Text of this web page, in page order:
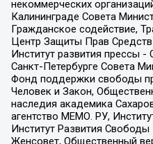
некоммерческих
Калининграде Совета
Гражданское содействие,
Центр Защиты Прав
Институт развития прессы
Санкт-Петербурге Совета
Фонд поддержки свободы
Человек и Закон,
наследия академика
агентство МЕМО. РУ,
Институт Развития
Женсовет, Общественный